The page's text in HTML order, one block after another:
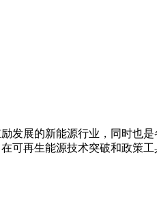
发展的新能源行业，同时也
可再生能源技术突破和政策